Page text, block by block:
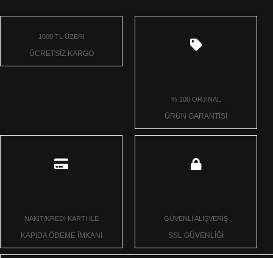
1000 TL ÜZERİ
ÜCRETSİZ KARGO
% 100 ORJİNAL
ÜRÜN GARANTİSİ
NAKİT/KREDİ KARTI İLE
KAPIDA ÖDEME İMKANI
GÜVENLİ ALIŞVERİŞ
SSL GÜVENLİĞİ